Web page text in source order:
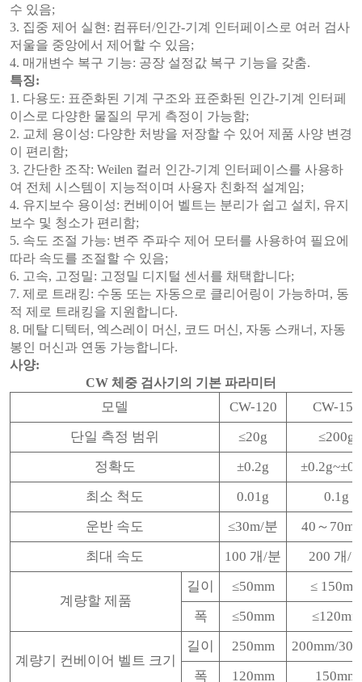
수 있음;
3. 집중 제어 실현: 컴퓨터/인간-기계 인터페이스로 여러 검사
저울을 중앙에서 제어할 수 있음;
4. 매개변수 복구 기능: 공장 설정값 복구 기능을 갖춤.
특징:
1. 다용도: 표준화된 기계 구조와 표준화된 인간-기계 인터페
이스로 다양한 물질의 무게 측정이 가능함;
2. 교체 용이성: 다양한 처방을 저장할 수 있어 제품 사양 변경
이 편리함;
3. 간단한 조작: Weilen 컬러 인간-기계 인터페이스를 사용하
여 전체 시스템이 지능적이며 사용자 친화적 설계임;
4. 유지보수 용이성: 컨베이어 벨트는 분리가 쉽고 설치, 유지
보수 및 청소가 편리함;
5. 속도 조절 가능: 변주 주파수 제어 모터를 사용하여 필요에
따라 속도를 조절할 수 있음;
6. 고속, 고정밀: 고정밀 디지털 센서를 채택합니다;
7. 제로 트래킹: 수동 또는 자동으로 클리어링이 가능하며, 동
적 제로 트래킹을 지원합니다.
8. 메탈 디텍터, 엑스레이 머신, 코드 머신, 자동 스캐너, 자동
봉인 머신과 연동 가능합니다.
사양:
CW 체중 검사기의 기본 파라미터
모델 CW-120
CW-150
단일 측정 범위
≤20g
≤200g
정확도
±0.2g
최소 척도
0.01g
0.1g
운반 속도
≤30m/분
40～70m/
최대 속도
100 개/분 200 개/
계량할 제품
길이 ≤50mm
≤
폭
≤50mm ≤120mm
계량기 컨베이어 벨트 크기
길이 250mm
200mm/
폭
120mm
150mm